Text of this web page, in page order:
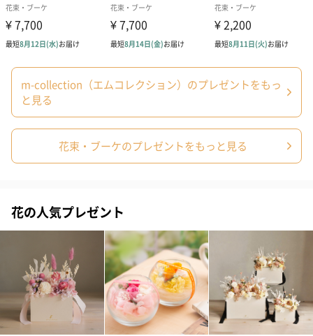
m-collection（エムコレクション）のプレゼントをもっ
と見る
花束・ブーケのプレゼントをもっと見る
花の人気プレゼント